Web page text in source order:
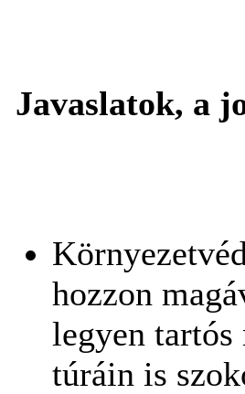
Javaslatok, a
hozzon
legyen
túráin is